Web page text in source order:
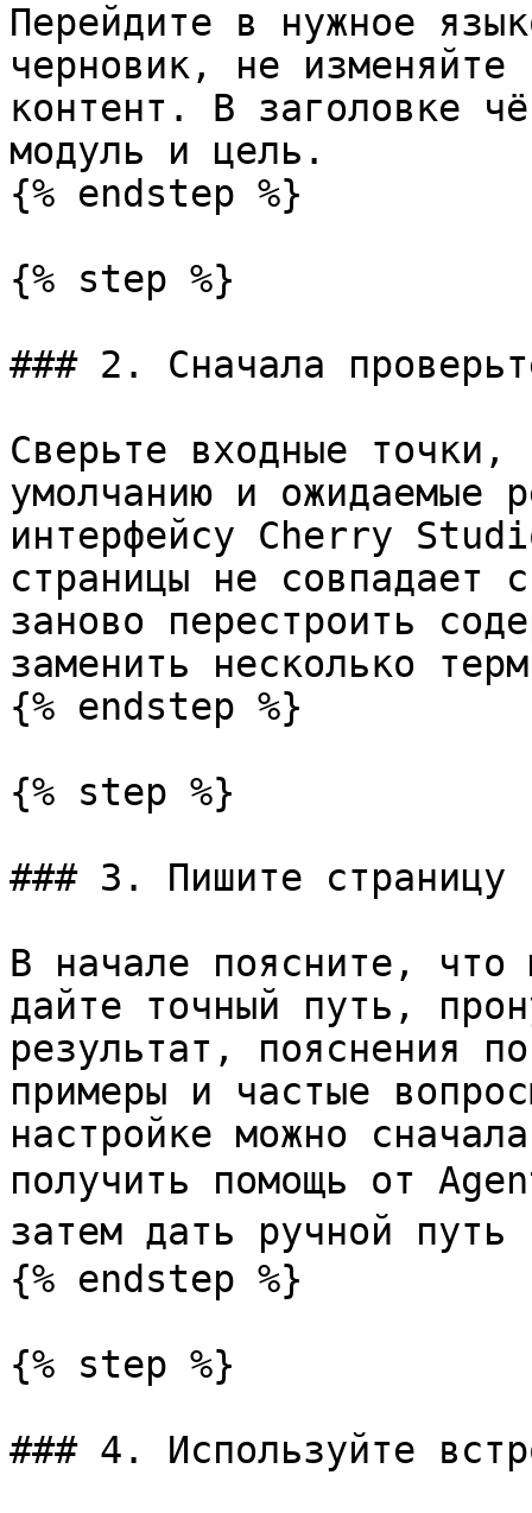
Перейдите в нужное
черновик, не изменяйте
контент. В заголовке
модуль и цель.
{% endstep %}
{% step %}
### 2. Сначала
Сверьте входные
умолчанию и ожидаемые
интерфейсу Cherry
страницы не совпадает
заново перестроить
заменить несколько
{% endstep %}
{% step %}
### 3. Пишите страницу
В начале поясните, что
дайте точный путь,
результат, пояснения
примеры и частые
настройке можно
получить помощь от
затем дать ручной путь
{% endstep %}
{% step %}
### 4. Используйте